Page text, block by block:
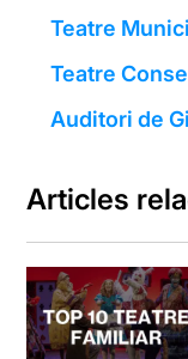
Teatre
Teatre
Auditori de
Articles